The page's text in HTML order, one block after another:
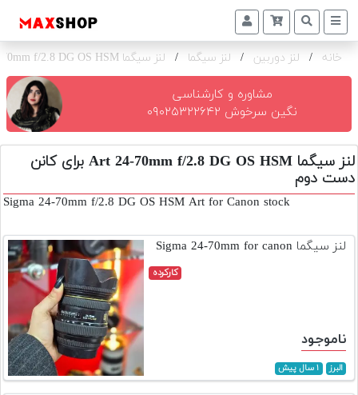
دوربین
و
تجهیزات
و
اکسسوری
بازار
دوربین
و
تجهیزات
خانه / لنز دوربین / لنز سیگما / لنز سیگما Art 24-70mm f/2.8 DG OS HSM برای کانن
مشاوره و کارشناسی
نگین سرخوش ۰۹۰۲۵۳۲۲۶۴۲
لنز سیگما Art 24-70mm f/2.8 DG OS HSM برای کانن
دست دوم
Sigma 24-70mm f/2.8 DG OS HSM Art for Canon stock
لنز سیگما Sigma 24-70mm for canon
کارکرده
ناموجود
البرز ۱ سال پیش